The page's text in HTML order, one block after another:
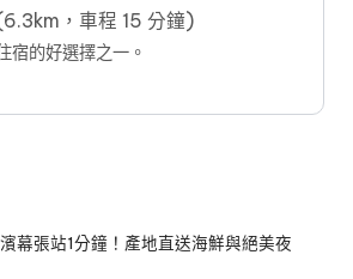
，車程 15 分鐘)
宿的好選擇之一。
幕張站1分鐘！產地直送海鮮與絕美夜